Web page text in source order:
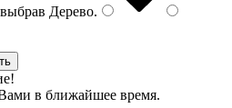
Дерево.
в ближайшее время.